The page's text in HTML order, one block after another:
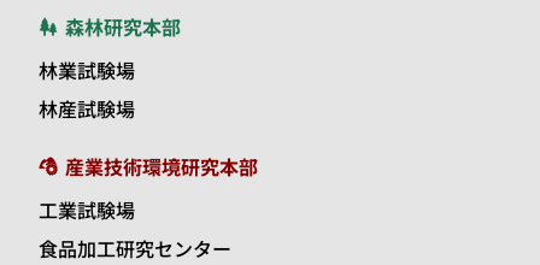
森林研究本部
林業試験場
林産試験場
産業技術環境研究本部
工業試験場
食品加工研究センター